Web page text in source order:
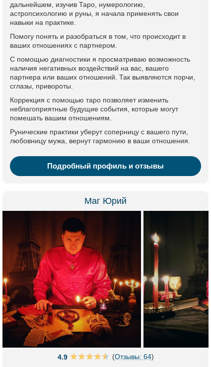
дальнейшем, изучив Таро, нумерологию,
астропсихологию и руны, я начала применять свои
навыки на практике.
Помогу понять и разобраться в том, что происходит в
ваших отношениях с партнером.
С помощью диагностики я просматриваю возможность
наличия негативных воздействий на вас, вашего
партнера или ваших отношений. Так выявляются порчи,
сглазы, привороты.
Коррекция с помощью таро позволяет изменить
неблагоприятные будущие события, которые могут
помешать вашим отношениям.
Рунические практики уберут соперницу с вашего пути,
любовницу мужа, вернут гармонию в ваши отношения.
Подробный профиль и отзывы
Маг Юрий
4.9 (Отзывы: 64)